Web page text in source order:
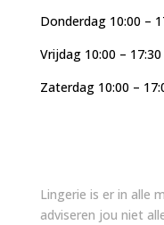
Donderdag 10:00 –
Vrijdag 10:00 – 17:30
Zaterdag 10:00 –
Lingerie is er in alle
adviseren jou niet